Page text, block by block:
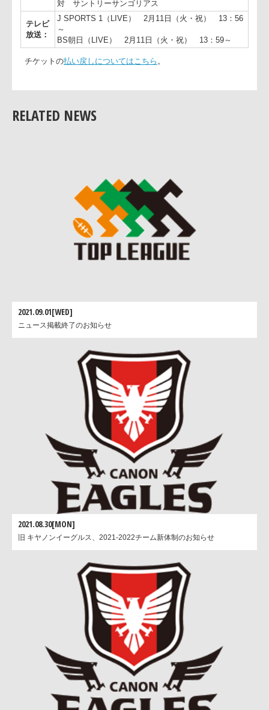
日時・
会場：
2月11日（火・祝）
東京・秩父宮ラグビー場
14：05キックオフ パナソニック ワイルドナイツ
対 サントリーサンゴリアス
J SPORTS 1（LIVE） 2月11日（火・祝） 13：
BS朝日（LIVE） 2月11日（火・祝） 13：59～
チケットの 払い戻しについてはこちら
RELATED NEWS
2021.09.01[WED]
ニュース掲載終了のお知らせ
2021.08.30[MON]
旧 キヤノンイーグルス、2021-2022チーム新体制のお知らせ